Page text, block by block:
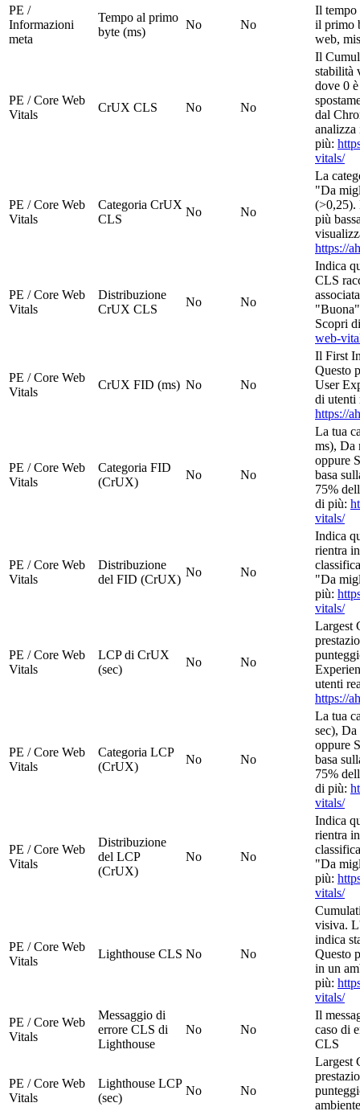
PE /
Informazioni
meta
Tempo al primo
byte (ms)
No No
Il tempo
il primo
web,
PE / Core Web
Vitals
CrUX CLS No No
Il
stabilità
dove 0
dal
più:
vitals/
PE / Core Web
Vitals
Categoria CrUX
CLS
No No
La
"Da
(>0,25).
più
https://
PE / Core Web
Vitals
Distribuzione
CrUX CLS
No No
Indica
CLS
Scopri
web-
PE / Core Web
Vitals
CrUX FID (ms) No No
Il First
Questo
User
di utenti
https://
PE / Core Web
Vitals
Categoria FID
(CrUX)
No No
La tua
ms), Da
oppure
basa
75%
di più:
vitals/
PE / Core Web
Vitals
Distribuzione
del FID (CrUX)
No No
Indica
rientra
"Da
più:
vitals/
PE / Core Web
Vitals
LCP di CrUX
(sec)
No No
Largest
utenti
https://
PE / Core Web
Vitals
Categoria LCP
(CrUX)
No No
La tua
sec),
oppure
basa
75%
di più:
vitals/
PE / Core Web
Vitals
Distribuzione
del LCP
(CrUX)
No No
Indica
rientra
"Da
più:
vitals/
PE / Core Web
Vitals
Lighthouse CLS No No
visiva.
indica
Questo
in un
più:
vitals/
PE / Core Web
Vitals
Messaggio di
errore CLS di
Lighthouse
No No
Il
caso di
CLS
PE / Core Web
Vitals
Lighthouse LCP
(sec)
No No
Largest